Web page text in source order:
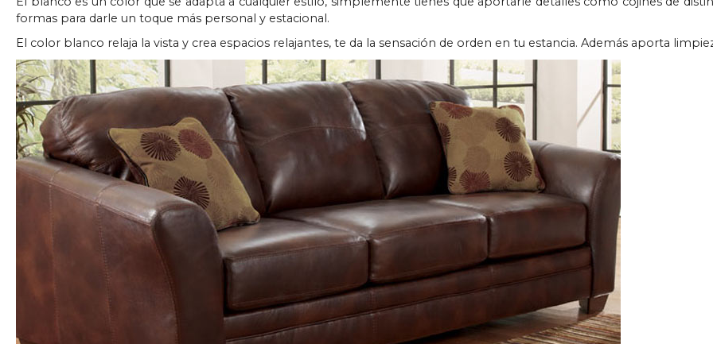
formas para darle un toque más personal y estacional.
El color blanco relaja la vista y crea espacios relajantes, te da la sensación de orden en tu estancia. Además aporta